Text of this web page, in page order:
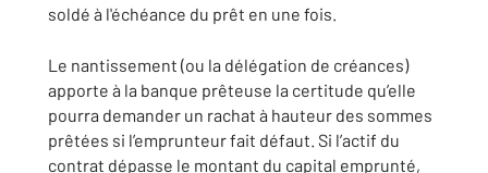
soldé à l'échéance du prêt en une fois.
Le nantissement (ou la délégation de créances)
apporte à la banque prêteuse la certitude qu’elle
pourra demander un rachat à hauteur des sommes
prêtées si l’emprunteur fait défaut. Si l’actif du
contrat dépasse le montant du capital emprunté,